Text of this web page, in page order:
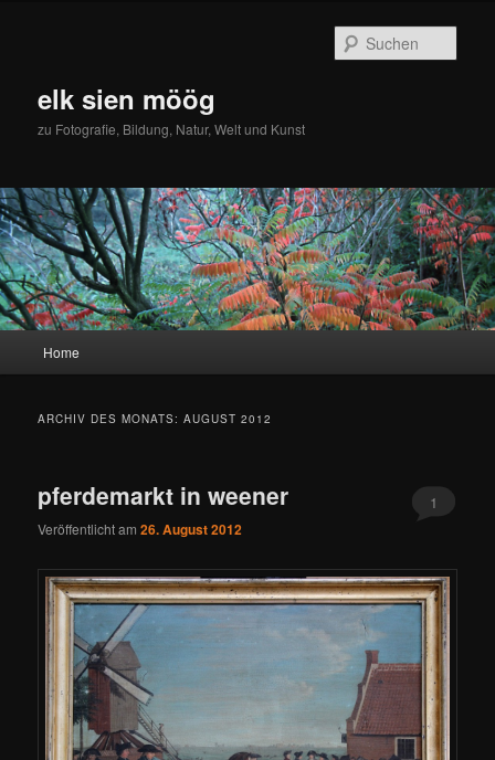
elk sien möög
zu Fotografie, Bildung, Natur, Welt und Kunst
Home
ARCHIV DES MONATS:AUGUST 2012
pferdemarkt in weener
Veröffentlicht am26. August 2012
1